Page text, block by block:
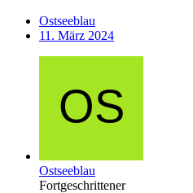
Ostseeblau
11. März 2024
Ostseeblau
Fortgeschrittener